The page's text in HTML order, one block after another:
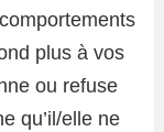
plus à vos
ou refuse
qu’il/elle ne